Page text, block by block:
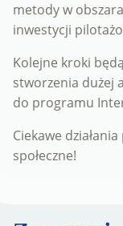
metody w
inwestycji
Kolejne kroki
stworzenia dużej
do programu
Ciekawe
społeczne!